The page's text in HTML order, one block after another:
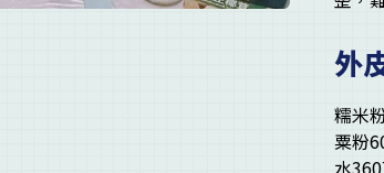
外
糯米
粟粉